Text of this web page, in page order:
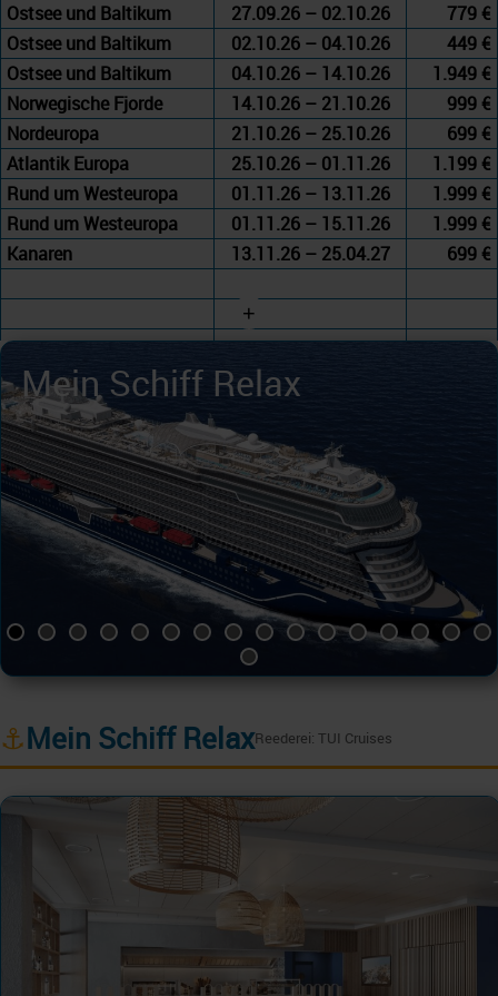
Ostsee und Baltikum
27.09.26 – 02.10.26
779 €
Ostsee und Baltikum
02.10.26 – 04.10.26
449 €
Ostsee und Baltikum
04.10.26 – 14.10.26
1.949 €
Norwegische Fjorde
14.10.26 – 21.10.26
999 €
Nordeuropa
21.10.26 – 25.10.26
699 €
Atlantik Europa
25.10.26 – 01.11.26
1.199 €
Rund um Westeuropa
01.11.26 – 13.11.26
1.999 €
Rund um Westeuropa
01.11.26 – 15.11.26
1.999 €
Kanaren
13.11.26 – 25.04.27 699 €
+
Mein Schiff Relax
⚓Mein Schiff RelaxReederei: TUI Cruises